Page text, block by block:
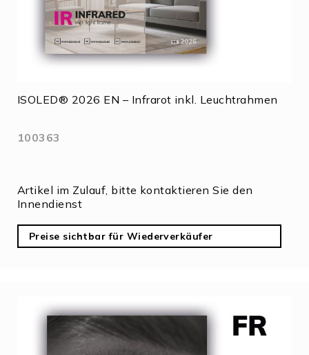
ISOLED® 2026 EN – Infrarot inkl. Leuchtrahmen
100363
Artikel im Zulauf, bitte kontaktieren Sie den
Innendienst
Preise sichtbar für Wiederverkäufer